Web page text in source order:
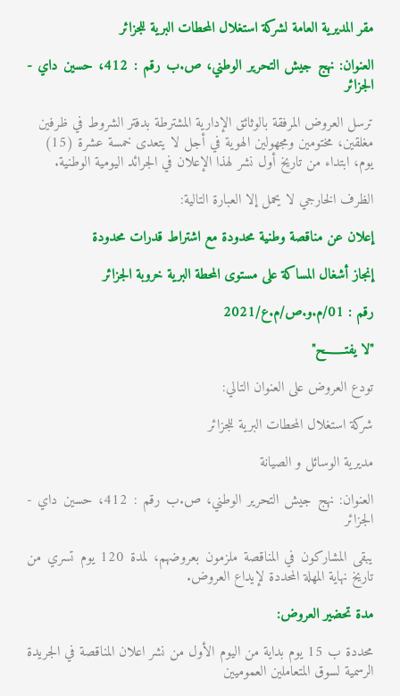
مقر المديرية العامة لشركة استغلال المحطات البرية للجزائر
العنوان: نهج جيش التحرير الوطني، ص.ب رقم : 412، حسين داي -
الجزائر
ترسل العروض المرفقة بالوثائق الإدارية المشترطة بدفتر الشروط في ظرفين
مغلقين، مختومين ومجهولين الهوية في أجل لا يتعدى خمسة عشرة (15)
يوم، ابتداء من تاريخ أول نشر لهذا الإعلان في الجرائد اليومية الوطنية.
الظرف الخارجي لا يحمل إلا العبارة التالية:
إعلان عن مناقصة وطنية محدودة مع اشتراط قدرات محدودة
إنجاز أشغال المساكة على مستوى المحطة البرية خروبة الجزائر
رقم : 01/م.و.ص/م.ع/2021
"لا يفتـــــح"
تودع العروض على العنوان التالي:
شركة استغلال المحطات البرية للجزائر
مديرية الوسائل و الصيانة
العنوان: نهج جيش التحرير الوطني، ص.ب رقم : 412، حسين داي -
الجزائر
يبقى المشاركون في المناقصة ملزمون بعروضهم، لمدة 120 يوم تسري من
تاريخ نهاية المهلة المحددة لإيداع العروض.
مدة تحضير العروض:
محددة ب 15 يوم بداية من اليوم الأول من نشر اعلان المناقصة في الجريدة
الرسمية لسوق المتعاملين العموميين